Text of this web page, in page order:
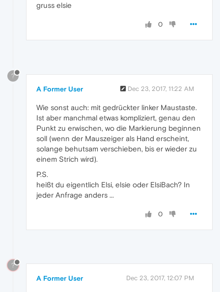
gruss elsie
0
?
A Former User Dec 23, 2017, 11:22 AM
Wie sonst auch: mit gedrückter linker Maustaste.
Ist aber manchmal etwas kompliziert, genau den
Punkt zu erwischen, wo die Markierung beginnen
soll (wenn der Mauszeiger als Hand erscheint,
solange behutsam verschieben, bis er wieder zu
einem Strich wird).
P.S.
heißt du eigentlich Elsi, elsie oder ElsiBach? In
jeder Anfrage anders ...
0
?
A Former User Dec 23, 2017, 12:07 PM